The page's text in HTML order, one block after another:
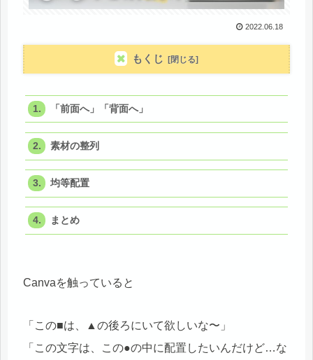
2022.06.18
もくじ
「前面へ」「背面へ」
素材の整列
均等配置
まとめ
Canvaを触っていると
「この■は、▲の後ろにいて欲しいな〜」
「この文字は、この●の中に配置したいんだけど…な